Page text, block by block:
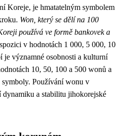
Koreje, je hmatatelným symbolem
Won, který se dělí na 100
používá ve formě bankovek a
v hodnotách 1 000, 5 000, 10
je významné osobnosti a kulturní
10, 50, 100 a 500 wonů a
Používání wonu v
dynamiku a stabilitu jihokorejské